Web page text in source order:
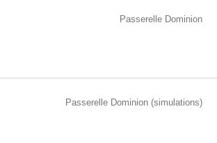
Passerelle Dominion
Passerelle Dominion (simulations)
des boulevard Maisonneuve et Sacré-Cœur